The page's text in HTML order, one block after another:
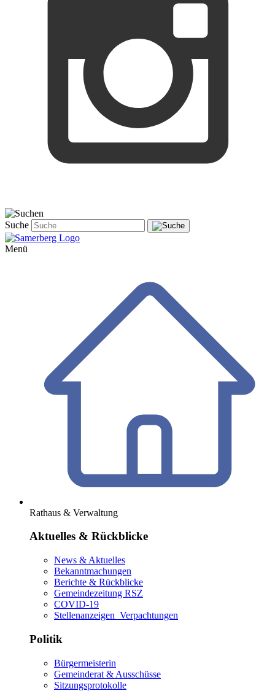
Suche
Menü
Rathaus & Verwaltung
Aktuelles & Rückblicke
News & Aktuelles
Bekanntmachungen
Berichte & Rückblicke
Gemeindezeitung RSZ
COVID-19
Stellenanzeigen_Verpachtungen
Politik
Bürgermeisterin
Gemeinderat & Ausschüsse
Sitzungsprotokolle